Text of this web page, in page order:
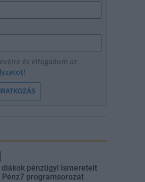
és elfogadom az
diákok pénzügyi ismereteit
Pénz7 programsorozat